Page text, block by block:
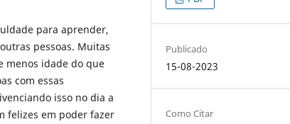
para aprender,
pessoas. Muitas
menos idade do que
com essas
isso no dia a
felizes em poder fazer
Publicado
15-08-2023
Como Citar